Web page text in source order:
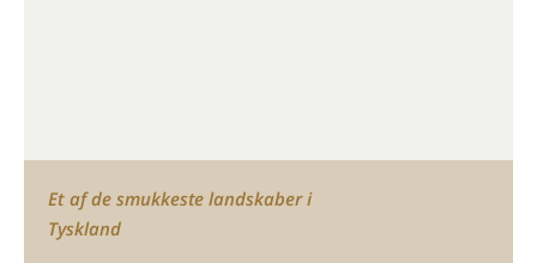
Et af de smukkeste landskaber i
Tyskland